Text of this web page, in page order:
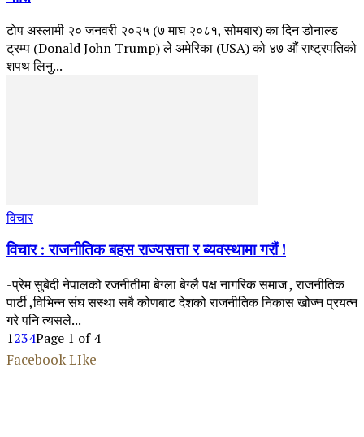
टाेप अस्लामी २० जनवरी २०२५ (७ माघ २०८१, सोमबार) का दिन डोनाल्ड
ट्रम्प (Donald John Trump) ले अमेरिका (USA) को ४७ औं राष्ट्रपतिको
शपथ लिनु...
विचार
विचार : राजनीतिक बहस राज्यसत्ता र ब्यवस्थामा गरौं !
-प्रेम सुबेदी नेपालको रजनीतीमा बेग्ला बेग्लै पक्ष नागरिक समाज , राजनीतिक
पार्टी ,विभिन्न संघ सस्था सबै कोणबाट देशको राजनीतिक निकास खोज्न प्रयत्न
गरे पनि त्यसले...
1234Page 1 of 4
Facebook LIke